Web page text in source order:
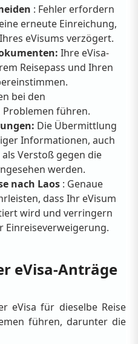
: Fehler erfordern
erneute Einreichung,
eVisums verzögert.
Ihre eVisa-
Reisepass und Ihren
bei den
führen.
Die Übermittlung
Informationen, auch
Verstoß gegen die
werden.
nach Laos : Genaue
dass Ihr eVisum
wird und verringern
Einreiseverweigerung.
eVisa-Anträge
eVisa für dieselbe Reise
führen, darunter die